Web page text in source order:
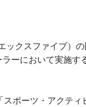
ックスファイブ）
ーにおいて実施す
ポーツ・アクテ